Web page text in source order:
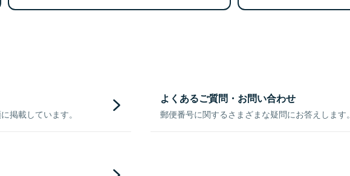
掲載しています。
よくあるご質問・お問い合わせ
郵便番号に関するさまざまな疑問にお答えします。